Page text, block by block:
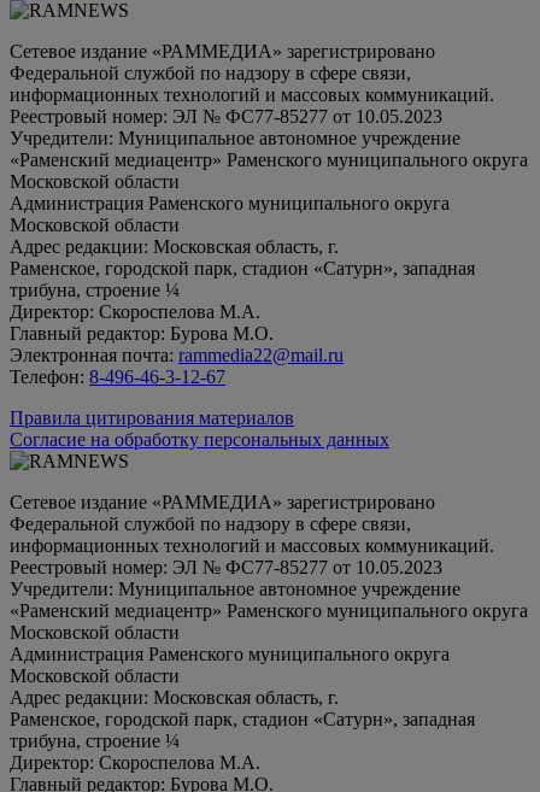
Сетевое издание «РАММЕДИА» зарегистрировано
Федеральной службой по надзору в сфере связи,
информационных технологий и массовых коммуникаций.
Реестровый номер: ЭЛ № ФС77-85277 от 10.05.2023
Учредители: Муниципальное автономное учреждение
«Раменский медиацентр» Раменского муниципального округа
Московской области
Администрация Раменского муниципального округа
Московской области
Адрес редакции: Московская область, г.
Раменское, городской парк, стадион «Сатурн», западная
трибуна, строение ¼
Директор: Скороспелова М.А.
Главный редактор: Бурова М.О.
Электронная почта: rammedia22@mail.ru
Телефон: 8-496-46-3-12-67
Правила цитирования материалов
Согласие на обработку персональных данных
Сетевое издание «РАММЕДИА» зарегистрировано
Федеральной службой по надзору в сфере связи,
информационных технологий и массовых коммуникаций.
Реестровый номер: ЭЛ № ФС77-85277 от 10.05.2023
Учредители: Муниципальное автономное учреждение
«Раменский медиацентр» Раменского муниципального округа
Московской области
Администрация Раменского муниципального округа
Московской области
Адрес редакции: Московская область, г.
Раменское, городской парк, стадион «Сатурн», западная
трибуна, строение ¼
Директор: Скороспелова М.А.
Главный редактор: Бурова М.О.